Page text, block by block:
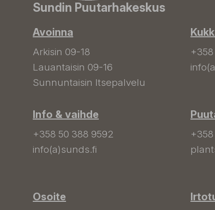
Sundin Puutarhakeskus
Avoinna
Arkisin 09-18
Lauantaisin 09-16
Sunnuntaisin Itsepalvelu
Info & vaihde
+358 50 388 9592
info(a)sunds.fi
Osoite